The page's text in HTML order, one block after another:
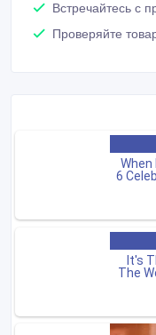
Встречайтесь с
Проверяйте